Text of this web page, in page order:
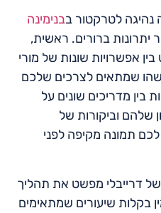
נהיגה לטרקטור בבנימינה
ברורים. ראשית,
אפשרויות שונות של מורי
שמתאים לצרכים שלכם
בין מדריכים שונים על
שלהם וביקורות של
תמונה מקיפה לפני
דרייבלי מפשט את תהליך
בקלות שיעורים שמתאימים